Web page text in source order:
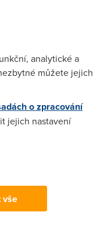
analytické a
můžete jejich
o zpracování
jejich nastavení
vše